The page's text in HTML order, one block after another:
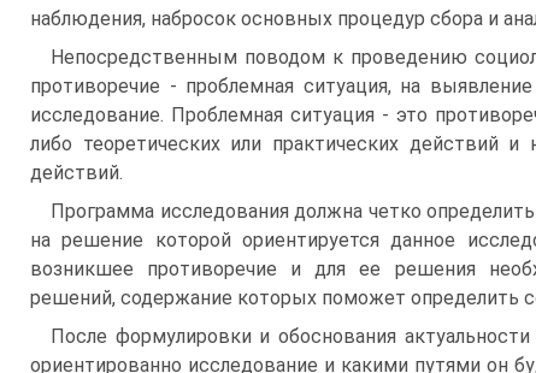
наблюдения, набросок основных процедур сбора и
Непосредственным поводом к проведению
противоречие - проблемная ситуация, на
исследование. Проблемная ситуация - это
либо теоретических или практических действий
действий.
Программа исследования должна четко
на решение которой ориентируется данное
возникшее противоречие и для ее решения
решений, содержание которых поможет определить
После формулировки и обоснования
ориентированно исследование и какими путями он